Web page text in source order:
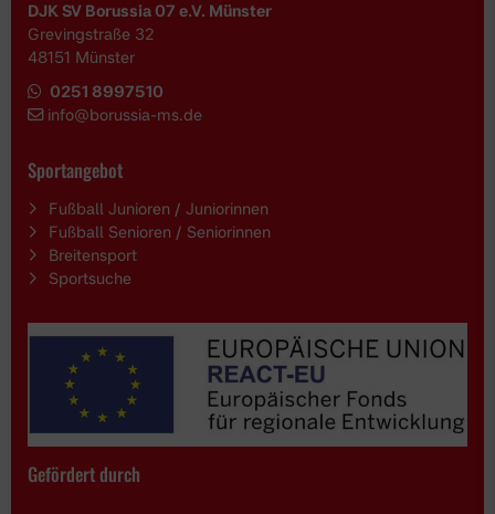
DJK SV Borussia 07 e.V. Münster
Grevingstraße 32
48151 Münster
0251 8997510
info@borussia-ms.de
Sportangebot
Fußball Junioren / Juniorinnen
Fußball Senioren / Seniorinnen
Breitensport
Sportsuche
Gefördert durch